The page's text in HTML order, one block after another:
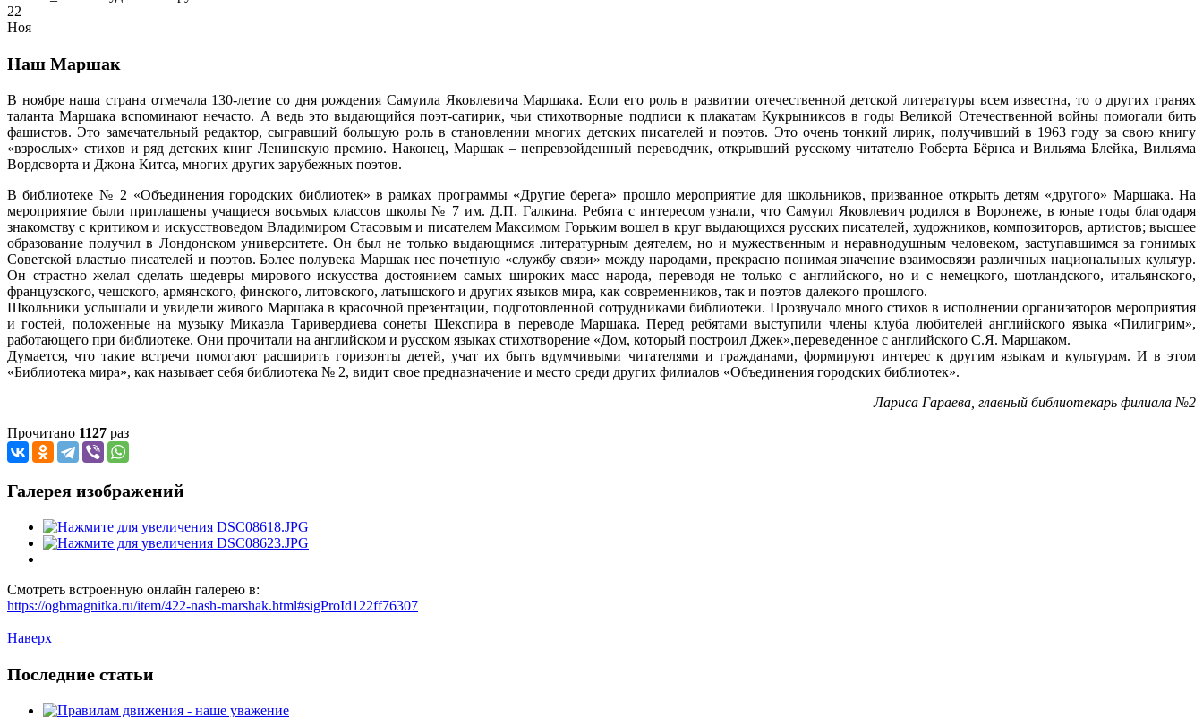
22
Ноя
Наш Маршак
В ноябре наша страна отмечала 130-летие со дня рождения Самуила Яковлевича Маршака. Если его роль в развитии отечественной детской литературы всем известна, то о других гранях
таланта Маршака вспоминают нечасто. А ведь это выдающийся поэт-сатирик, чьи стихотворные подписи к плакатам Кукрыниксов в годы Великой Отечественной войны помогали бить
фашистов. Это замечательный редактор, сыгравший большую роль в становлении многих детских писателей и поэтов. Это очень тонкий лирик, получивший в 1963 году за свою книгу
«взрослых» стихов и ряд детских книг Ленинскую премию. Наконец, Маршак – непревзойденный переводчик, открывший русскому читателю Роберта Бёрнса и Вильяма Блейка, Вильяма
Вордсворта и Джона Китса, многих других зарубежных поэтов.
В библиотеке № 2 «Объединения городских библиотек» в рамках программы «Другие берега» прошло мероприятие для школьников, призванное открыть детям «другого» Маршака. На
мероприятие были приглашены учащиеся восьмых классов школы № 7 им. Д.П. Галкина. Ребята с интересом узнали, что Самуил Яковлевич родился в Воронеже, в юные годы благодаря
знакомству с критиком и искусствоведом Владимиром Стасовым и писателем Максимом Горьким вошел в круг выдающихся русских писателей, художников, композиторов, артистов; высшее
образование получил в Лондонском университете. Он был не только выдающимся литературным деятелем, но и мужественным и неравнодушным человеком, заступавшимся за гонимых
Советской властью писателей и поэтов. Более полувека Маршак нес почетную «службу связи» между народами, прекрасно понимая значение взаимосвязи различных национальных культур.
Он страстно желал сделать шедевры мирового искусства достоянием самых широких масс народа, переводя не только с английского, но и с немецкого, шотландского, итальянского,
французского, чешского, армянского, финского, литовского, латышского и других языков мира, как современников, так и поэтов далекого прошлого.
Школьники услышали и увидели живого Маршака в красочной презентации, подготовленной сотрудниками библиотеки. Прозвучало много стихов в исполнении организаторов мероприятия
и гостей, положенные на музыку Микаэла Таривердиева сонеты Шекспира в переводе Маршака. Перед ребятами выступили члены клуба любителей английского языка «Пилигрим»,
работающего при библиотеке. Они прочитали на английском и русском языках стихотворение «Дом, который построил Джек»,переведенное с английского С.Я. Маршаком.
Думается, что такие встречи помогают расширить горизонты детей, учат их быть вдумчивыми читателями и гражданами, формируют интерес к другим языкам и культурам. И в этом
«Библиотека мира», как называет себя библиотека № 2, видит свое предназначение и место среди других филиалов «Объединения городских библиотек».
Лариса Гараева, главный библиотекарь филиала №2
Прочитано 1127 раз
Галерея изображений
Смотреть встроенную онлайн галерею в:
https://ogbmagnitka.ru/item/422-nash-marshak.html#sigProId122ff76307
Наверх
Последние статьи